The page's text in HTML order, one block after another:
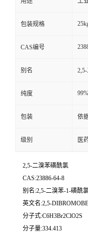
包装规格
CAS编号
别名
纯度 99%
包装 依
级别 医
2,5-二溴苯磺酰氯
CAS:23886-64-8
别名:2,5-二溴苯-1-磺酰
英文名:2,5-
分子式:C6H3Br2ClO2S
分子量:334.413